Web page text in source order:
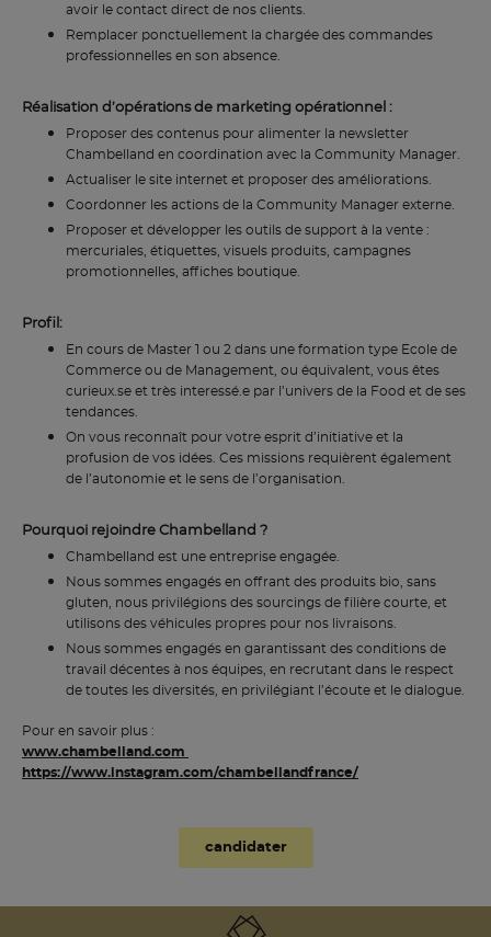
avoir le contact direct de nos clients.
Remplacer ponctuellement la chargée des commandes
professionnelles en son absence.
Réalisation d’opérations de marketing opérationnel :
Proposer des contenus pour alimenter la newsletter
Chambelland en coordination avec la Community Manager.
Actualiser le site internet et proposer des améliorations.
Coordonner les actions de la Community Manager externe.
Proposer et développer les outils de support à la vente :
mercuriales, étiquettes, visuels produits, campagnes
promotionnelles, affiches boutique.
Profil:
En cours de Master 1 ou 2 dans une formation type Ecole de
Commerce ou de Management, ou équivalent, vous êtes
curieux.se et très interessé.e par l’univers de la Food et de ses
tendances.
On vous reconnaît pour votre esprit d’initiative et la
profusion de vos idées. Ces missions requièrent également
de l’autonomie et le sens de l’organisation.
Pourquoi rejoindre Chambelland ?
Chambelland est une entreprise engagée.
Nous sommes engagés en offrant des produits bio, sans
gluten, nous privilégions des sourcings de filière courte, et
utilisons des véhicules propres pour nos livraisons.
Nous sommes engagés en garantissant des conditions de
travail décentes à nos équipes, en recrutant dans le respect
de toutes les diversités, en privilégiant l’écoute et le dialogue.
Pour en savoir plus :
www.chambelland.com
https://www.instagram.com/chambellandfrance/
candidater